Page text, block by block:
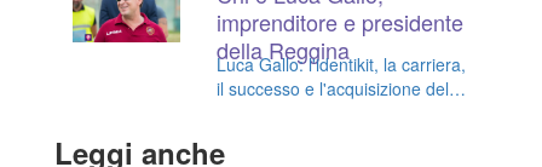
imprenditore e presidente
della Reggina
Luca Gallo: l'identikit, la carriera,
il successo e l'acquisizione della
Leggi anche